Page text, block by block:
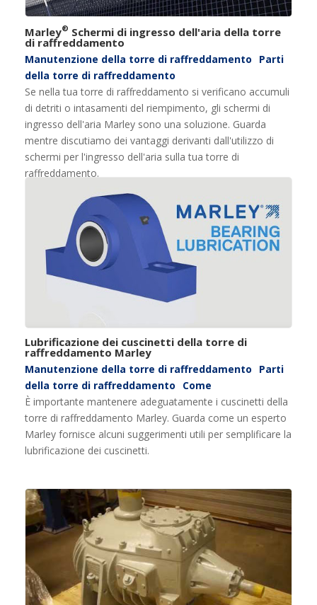
Marley® Schermi di ingresso dell'aria della torre
di raffreddamento
Manutenzione della torre di raffreddamento
Parti
della torre di raffreddamento
Se nella tua torre di raffreddamento si verificano accumuli
di detriti o intasamenti del riempimento, gli schermi di
ingresso dell'aria Marley sono una soluzione. Guarda
mentre discutiamo dei vantaggi derivanti dall'utilizzo di
schermi per l'ingresso dell'aria sulla tua torre di
raffreddamento.
Lubrificazione dei cuscinetti della torre di
raffreddamento Marley
Manutenzione della torre di raffreddamento
Parti
della torre di raffreddamento
Come
È importante mantenere adeguatamente i cuscinetti della
torre di raffreddamento Marley. Guarda come un esperto
Marley fornisce alcuni suggerimenti utili per semplificare la
lubrificazione dei cuscinetti.